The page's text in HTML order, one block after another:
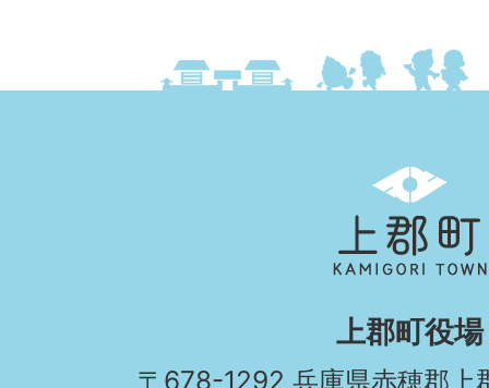
郡
町
KAMIGORI
TOWN
上郡町役場
〒678-1292 兵庫県赤穂郡上